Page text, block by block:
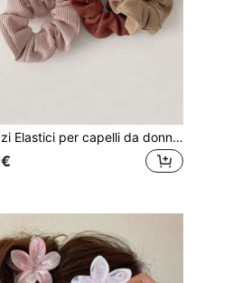
6 pezzi Elastici per capelli da donna in maglia tinta unita, accessori per capelli eleganti & minimalisti per uso quotidiano, attività all'aperto, trucco, abbinamento outfit, ecc. Scrunchies casual per scuola, accessori per coda di cavallo e testa con elastico